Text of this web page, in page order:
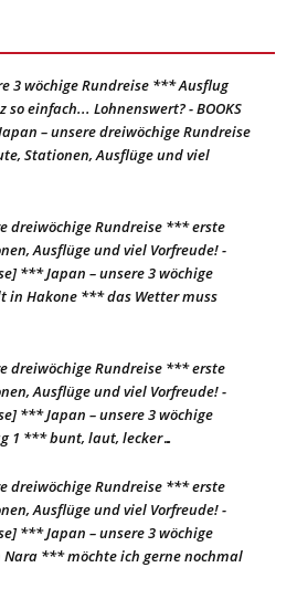
3 wöchige Rundreise *** Ausflug
einfach... Lohnenswert? - BOOKS
– unsere dreiwöchige Rundreise
Stationen, Ausflüge und viel
dreiwöchige Rundreise *** erste
Ausflüge und viel Vorfreude! -
*** Japan – unsere 3 wöchige
in Hakone *** das Wetter muss
dreiwöchige Rundreise *** erste
Ausflüge und viel Vorfreude! -
*** Japan – unsere 3 wöchige
1 *** bunt, laut, lecker…
dreiwöchige Rundreise *** erste
Ausflüge und viel Vorfreude! -
*** Japan – unsere 3 wöchige
*** möchte ich gerne nochmal